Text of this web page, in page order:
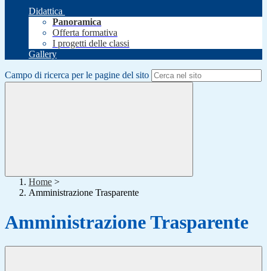
Didattica
Panoramica
Offerta formativa
I progetti delle classi
Gallery
Campo di ricerca per le pagine del sito
Home >
Amministrazione Trasparente
Amministrazione Trasparente